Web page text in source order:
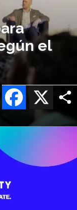
el
X
Facebook